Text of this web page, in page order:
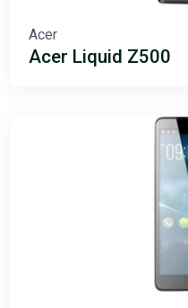
Acer
Acer Liquid Z500